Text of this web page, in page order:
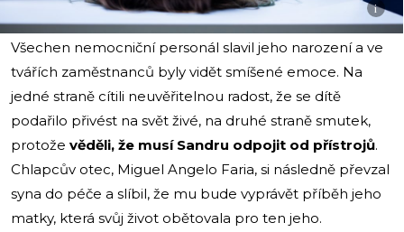
i
Všechen nemocniční personál slavil jeho narození a ve
tvářích zaměstnanců byly vidět smíšené emoce. Na
jedné straně cítili neuvěřitelnou radost, že se dítě
podařilo přivést na svět živé, na druhé straně smutek,
protože věděli, že musí Sandru odpojit od přístrojů.
Chlapcův otec, Miguel Angelo Faria, si následně převzal
syna do péče a slíbil, že mu bude vyprávět příběh jeho
matky, která svůj život obětovala pro ten jeho.